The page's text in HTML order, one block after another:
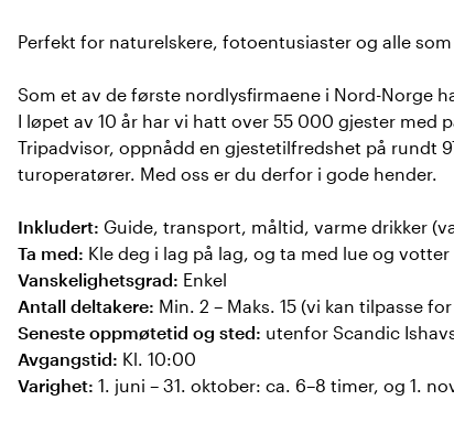
Perfekt for naturelskere, fotoentusiaster og alle
Som et av de første nordlysfirmaene i Nord-Norge
I løpet av 10 år har vi hatt over 55 000 gjester
Tripadvisor, oppnådd en gjestetilfredshet på rundt
turoperatører. Med oss er du derfor i gode hender.
Inkludert: Guide, transport, måltid, varme drikker
Ta med: Kle deg i lag på lag, og ta med lue og votter
Vanskelighetsgrad: Enkel
Antall deltakere: Min. 2 – Maks. 15 (vi kan tilpasse
Seneste oppmøtetid og sted: utenfor Scandic
Avgangstid: Kl. 10:00
Varighet: 1. juni – 31. oktober: ca. 6–8 timer, og 1.